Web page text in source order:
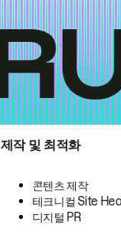
제작 및 최적화
콘텐츠 제작
테크니컬 Site
디지털 PR